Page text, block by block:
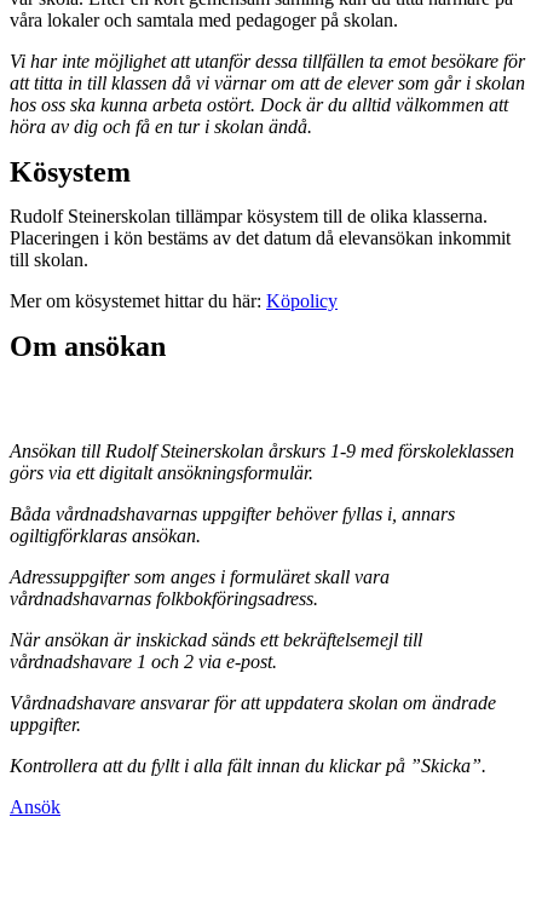
våra lokaler och samtala med pedagoger på skolan.
Vi har inte möjlighet att utanför dessa tillfällen ta emot besökare för
att titta in till klassen då vi värnar om att de elever som går i skolan
hos oss ska kunna arbeta ostört. Dock är du alltid välkommen att
höra av dig och få en tur i skolan ändå.
Kösystem
Rudolf Steinerskolan tillämpar kösystem till de olika klasserna.
Placeringen i kön bestäms av det datum då elevansökan inkommit
till skolan.
Mer om kösystemet hittar du här: Köpolicy
Om ansökan
Ansökan till Rudolf Steinerskolan årskurs 1-9 med förskoleklassen
görs via ett digitalt ansökningsformulär.
Båda vårdnadshavarnas uppgifter behöver fyllas i, annars
ogiltigförklaras ansökan.
Adressuppgifter som anges i formuläret skall vara
vårdnadshavarnas folkbokföringsadress.
När ansökan är inskickad sänds ett bekräftelsemejl till
vårdnadshavare 1 och 2 via e-post.
Vårdnadshavare ansvarar för att uppdatera skolan om ändrade
uppgifter.
Kontrollera att du fyllt i alla fält innan du klickar på ”Skicka”.
Ansök